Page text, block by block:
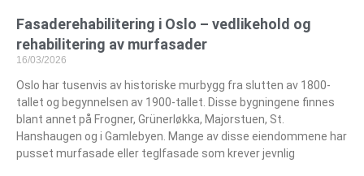
Fasaderehabilitering i Oslo – vedlikehold og
rehabilitering av murfasader
16/03/2026
Oslo har tusenvis av historiske murbygg fra slutten av 1800-
tallet og begynnelsen av 1900-tallet. Disse bygningene finnes
blant annet på Frogner, Grünerløkka, Majorstuen, St.
Hanshaugen og i Gamlebyen. Mange av disse eiendommene har
pusset murfasade eller teglfasade som krever jevnlig